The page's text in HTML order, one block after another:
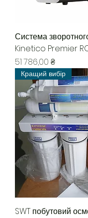
Система
Kinetico Premier
Цена
51 786,00 ₴
Кращий вибір
SWT побутовий